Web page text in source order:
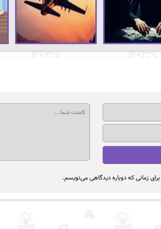
زمانی که دوباره دیدگاهی می‌نویسم.